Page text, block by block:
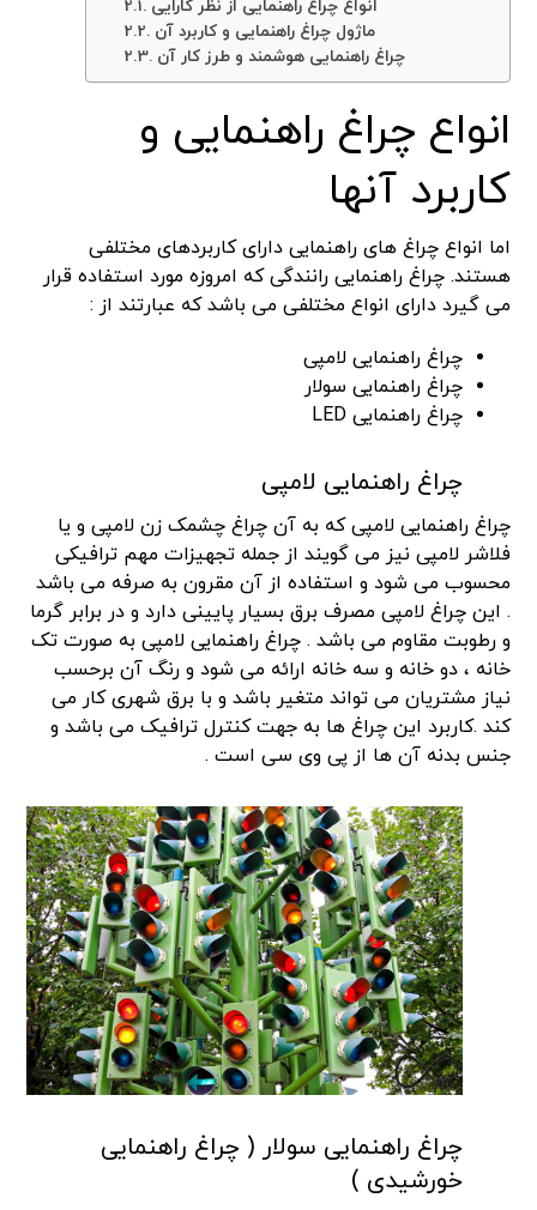
انواع چراغ راهنمایی از نظر کارایی
ماژول چراغ راهنمایی و کاربرد آن
چراغ راهنمایی هوشمند و طرز کار آن
انواع چراغ راهنمایی و
کاربرد آنها
اما انواع چراغ های راهنمایی دارای کاربردهای مختلفی
هستند. چراغ راهنمایی رانندگی که امروزه مورد استفاده قرار
می گیرد دارای انواع مختلفی می باشد که عبارتند از :
چراغ راهنمایی لامپی
چراغ راهنمایی سولار
چراغ راهنمایی LED
چراغ راهنمایی لامپی
چراغ راهنمایی لامپی که به آن چراغ چشمک زن لامپی و یا
فلاشر لامپی نیز می گویند از جمله تجهیزات مهم ترافیکی
محسوب می شود و استفاده از آن مقرون به صرفه می باشد
. این چراغ لامپی مصرف برق بسیار پایینی دارد و در برابر گرما
و رطوبت مقاوم می باشد . چراغ راهنمایی لامپی به صورت تک
خانه ، دو خانه و سه خانه ارائه می شود و رنگ آن برحسب
نیاز مشتریان می تواند متغیر باشد و با برق شهری کار می
کند .کاربرد این چراغ ها به جهت کنترل ترافیک می باشد و
جنس بدنه آن ها از پی وی سی است .
چراغ راهنمایی سولار ( چراغ راهنمایی
خورشیدی )